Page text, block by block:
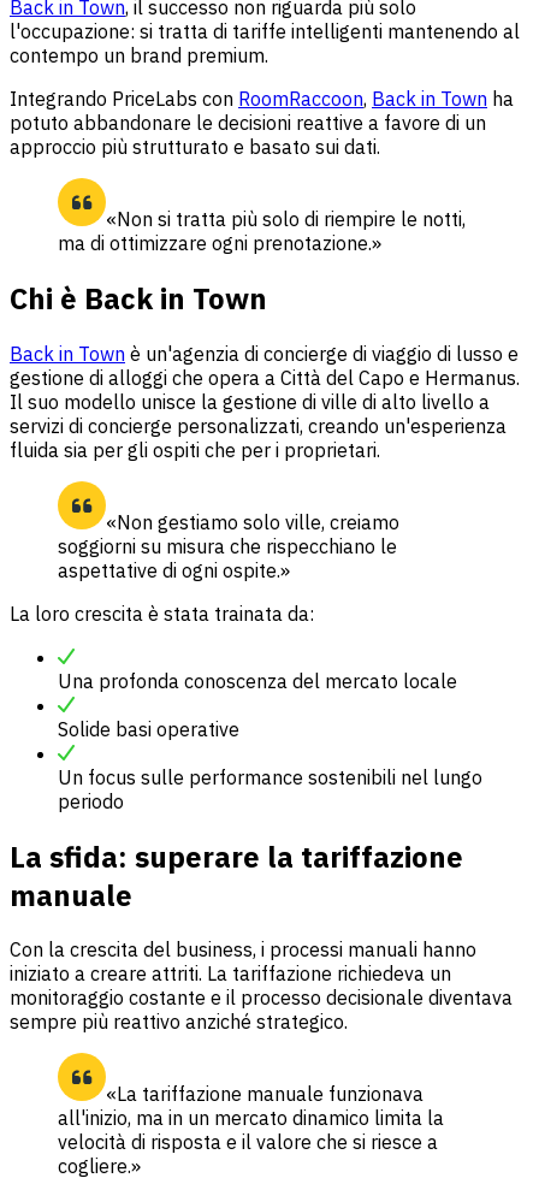
Back in Town, il successo non riguarda più solo
l'occupazione: si tratta di tariffe intelligenti mantenendo al
contempo un brand premium.
Integrando PriceLabs con RoomRaccoon, Back in Town ha
potuto abbandonare le decisioni reattive a favore di un
approccio più strutturato e basato sui dati.
«Non si tratta più solo di riempire le notti,
ma di ottimizzare ogni prenotazione.»
Chi è Back in Town
Back in Town è un'agenzia di concierge di viaggio di lusso e
gestione di alloggi che opera a Città del Capo e Hermanus.
Il suo modello unisce la gestione di ville di alto livello a
servizi di concierge personalizzati, creando un'esperienza
fluida sia per gli ospiti che per i proprietari.
«Non gestiamo solo ville, creiamo
soggiorni su misura che rispecchiano le
aspettative di ogni ospite.»
La loro crescita è stata trainata da:
Una profonda conoscenza del mercato locale
Solide basi operative
Un focus sulle performance sostenibili nel lungo
periodo
La sfida: superare la tariffazione
manuale
Con la crescita del business, i processi manuali hanno
iniziato a creare attriti. La tariffazione richiedeva un
monitoraggio costante e il processo decisionale diventava
sempre più reattivo anziché strategico.
«La tariffazione manuale funzionava
all'inizio, ma in un mercato dinamico limita la
velocità di risposta e il valore che si riesce a
cogliere.»